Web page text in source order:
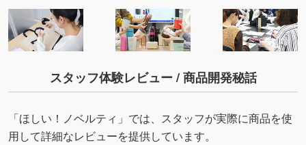
スタッフ体験レビュー / 商品開発秘話
「ほしい！ノベルティ」では、スタッフが実際に商品を使
用して詳細なレビューを提供しています。